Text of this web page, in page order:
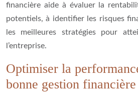
financière aide à évaluer la
potentiels, à identifier les risques
les meilleures stratégies pour
l’entreprise.
Optimiser la
bonne gestion financière